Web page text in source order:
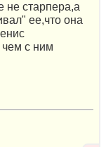
не старпера,а
ее,что она
чем с ним